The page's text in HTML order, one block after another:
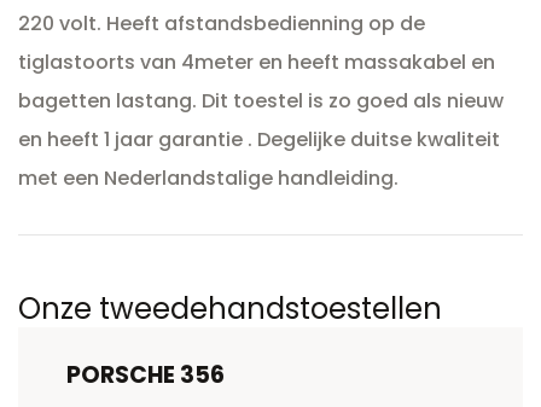
220 volt. Heeft afstandsbedienning op de
tiglastoorts van 4meter en heeft massakabel en
bagetten lastang. Dit toestel is zo goed als nieuw
en heeft 1 jaar garantie . Degelijke duitse kwaliteit
met een Nederlandstalige handleiding.
Onze tweedehandstoestellen
PORSCHE 356